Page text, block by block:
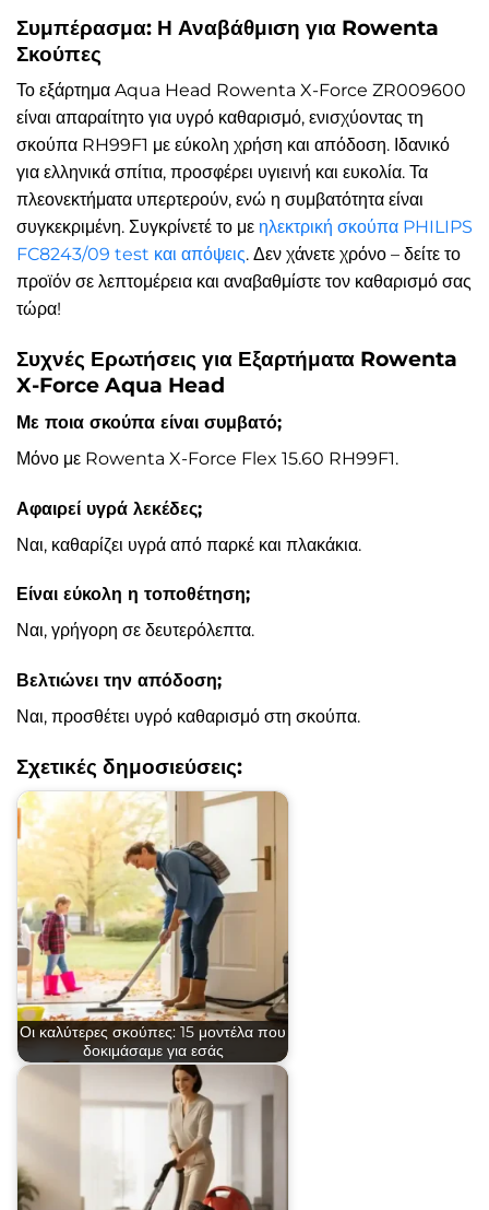
Συμπέρασμα: Η Αναβάθμιση για Rowenta
Σκούπες
Το εξάρτημα Aqua Head Rowenta X-Force ZR009600
είναι απαραίτητο για υγρό καθαρισμό, ενισχύοντας τη
σκούπα RH99F1 με εύκολη χρήση και απόδοση. Ιδανικό
για ελληνικά σπίτια, προσφέρει υγιεινή και ευκολία. Τα
πλεονεκτήματα υπερτερούν, ενώ η συμβατότητα είναι
συγκεκριμένη. Συγκρίνετέ το με ηλεκτρική σκούπα PHILIPS
FC8243/09 test και απόψεις. Δεν χάνετε χρόνο – δείτε το
προϊόν σε λεπτομέρεια και αναβαθμίστε τον καθαρισμό σας
τώρα!
Συχνές Ερωτήσεις για Εξαρτήματα Rowenta
X-Force Aqua Head
Με ποια σκούπα είναι συμβατό;
Μόνο με Rowenta X-Force Flex 15.60 RH99F1.
Αφαιρεί υγρά λεκέδες;
Ναι, καθαρίζει υγρά από παρκέ και πλακάκια.
Είναι εύκολη η τοποθέτηση;
Ναι, γρήγορη σε δευτερόλεπτα.
Βελτιώνει την απόδοση;
Ναι, προσθέτει υγρό καθαρισμό στη σκούπα.
Σχετικές δημοσιεύσεις:
Οι καλύτερες σκούπες: 15 μοντέλα που
δοκιμάσαμε για εσάς